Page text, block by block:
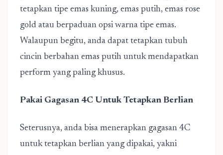
tetapkan tipe emas kuning, emas putih, emas rose
gold atau berpaduan opsi warna tipe emas.
Walaupun begitu, anda dapat tetapkan tubuh
cincin berbahan emas putih untuk mendapatkan
perform yang paling khusus.
Pakai Gagasan 4C Untuk Tetapkan Berlian
Seterusnya, anda bisa menerapkan gagasan 4C
untuk tetapkan berlian yang dipakai, yakni